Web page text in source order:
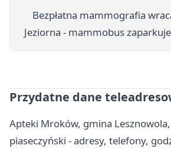
Bezpłatna mammografia
Jeziorna - mammobus
Przydatne dane
Apteki Mroków, gmina
piaseczyński - adresy, telefony,